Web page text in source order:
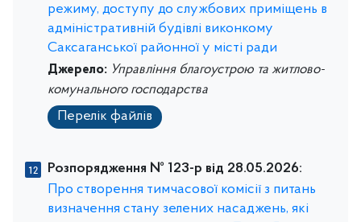
режиму, доступу до службових приміщень в
адміністративній будівлі виконкому
Саксаганської районної у місті ради
Джерело: Управління благоустрою та житлово-
комунального господарства
Перелік файлів
Розпорядження № 123-р від 28.05.2026:
Про створення тимчасової комісії з питань
визначення стану зелених насаджень, які